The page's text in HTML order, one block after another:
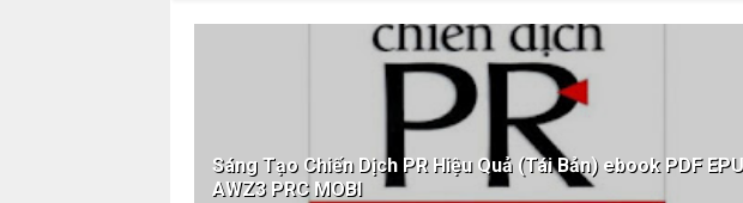
Sáng Tạo Chiến Dịch PR Hiệu Quả (Tái Bản) ebook PDF
AWZ3 PRC MOBI